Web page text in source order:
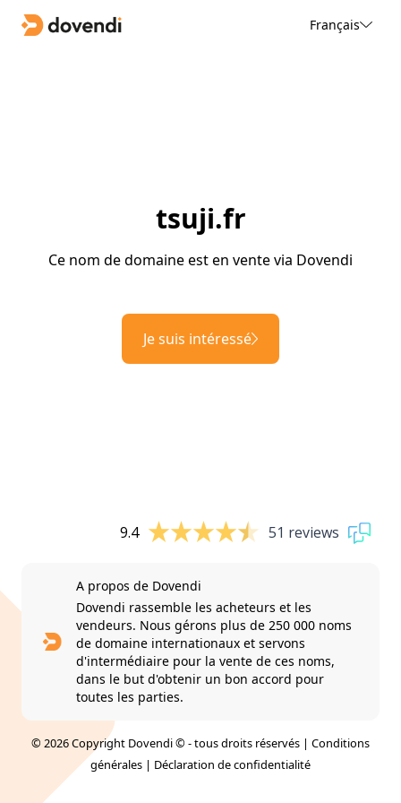
Français
tsuji.fr
Ce nom de domaine est en vente via Dovendi
Je suis intéressé
9.4 51 reviews
A propos de Dovendi
Dovendi rassemble les acheteurs et les
vendeurs. Nous gérons plus de 250 000 noms
de domaine internationaux et servons
d'intermédiaire pour la vente de ces noms,
dans le but d'obtenir un bon accord pour
toutes les parties.
© 2026 Copyright Dovendi © - tous droits réservés | Conditions
générales | Déclaration de confidentialité